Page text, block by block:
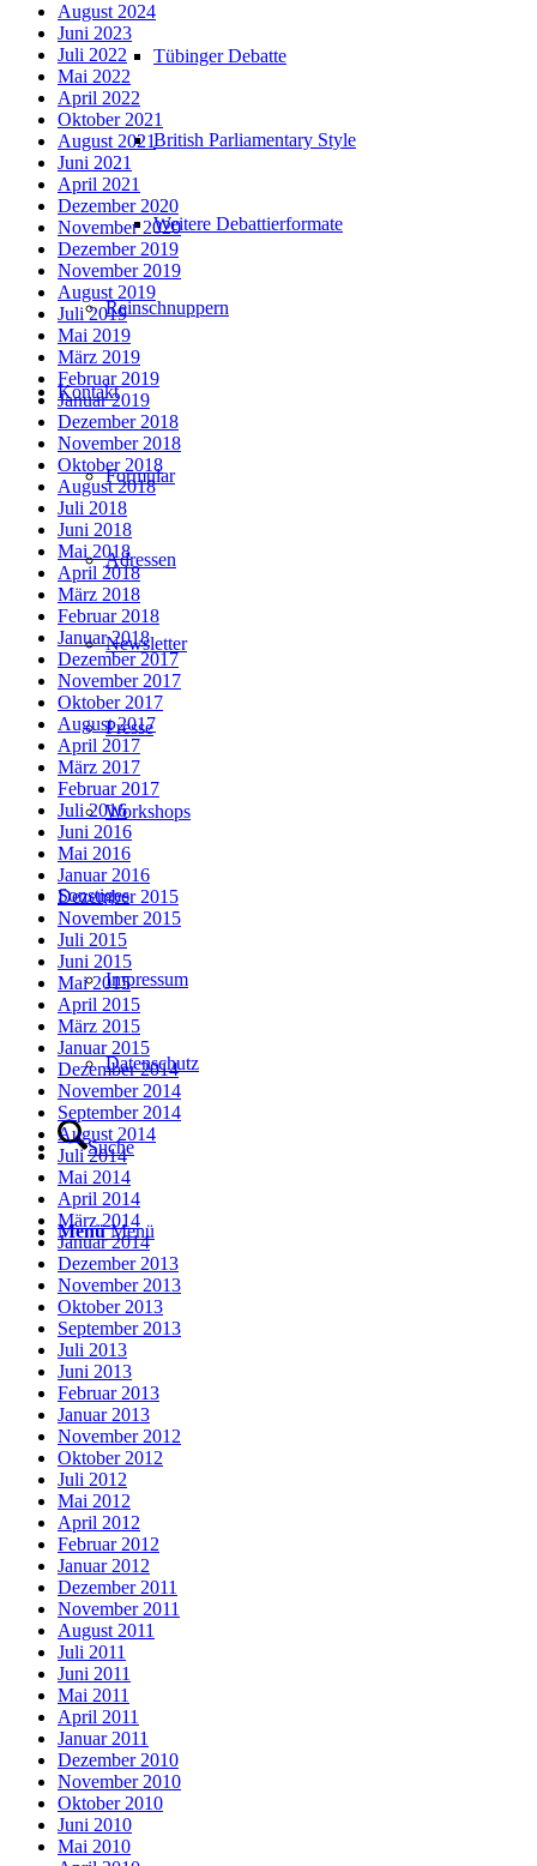
Tübinger Debatte
British Parliamentary Style
Weitere Debattierformate
Reinschnuppern
Kontakt
Formular
Adressen
Newsletter
Presse
Workshops
Sonstiges
Impressum
Datenschutz
Suche
Menü Menü
August 2024
Juni 2023
Juli 2022
Mai 2022
April 2022
Oktober 2021
August 2021
Juni 2021
April 2021
Dezember 2020
November 2020
Dezember 2019
November 2019
August 2019
Juli 2019
Mai 2019
März 2019
Februar 2019
Januar 2019
Dezember 2018
November 2018
Oktober 2018
August 2018
Juli 2018
Juni 2018
Mai 2018
April 2018
März 2018
Februar 2018
Januar 2018
Dezember 2017
November 2017
Oktober 2017
August 2017
April 2017
März 2017
Februar 2017
Juli 2016
Juni 2016
Mai 2016
Januar 2016
Dezember 2015
November 2015
Juli 2015
Juni 2015
Mai 2015
April 2015
März 2015
Januar 2015
Dezember 2014
November 2014
September 2014
August 2014
Juli 2014
Mai 2014
April 2014
März 2014
Januar 2014
Dezember 2013
November 2013
Oktober 2013
September 2013
Juli 2013
Juni 2013
Februar 2013
Januar 2013
November 2012
Oktober 2012
Juli 2012
Mai 2012
April 2012
Februar 2012
Januar 2012
Dezember 2011
November 2011
August 2011
Juli 2011
Juni 2011
Mai 2011
April 2011
Januar 2011
Dezember 2010
November 2010
Oktober 2010
Juni 2010
Mai 2010